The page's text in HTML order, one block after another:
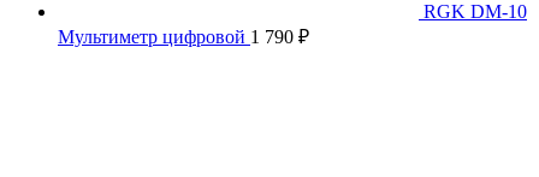
RGK DM-10
Мультиметр цифровой 1 790 ₽